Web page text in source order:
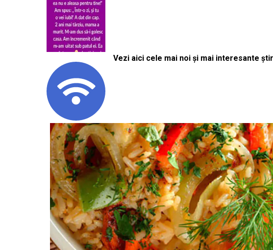
Vezi aici cele mai noi și mai interesante